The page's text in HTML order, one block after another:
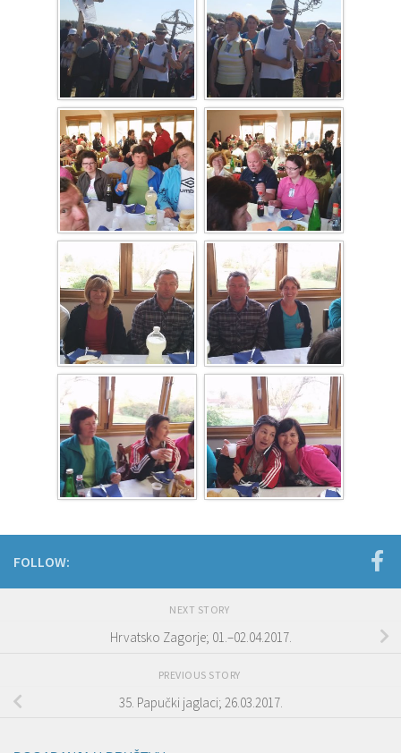
FOLLOW:
NEXT STORY
Hrvatsko Zagorje; 01.–02.04.2017.
PREVIOUS STORY
35. Papučki jaglaci; 26.03.2017.